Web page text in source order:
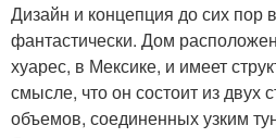
Дизайн и концепция до сих пор
фантастически. Дом
хуарес, в Мексике, и имеет
смысле, что он состоит из двух
объемов, соединенных узким